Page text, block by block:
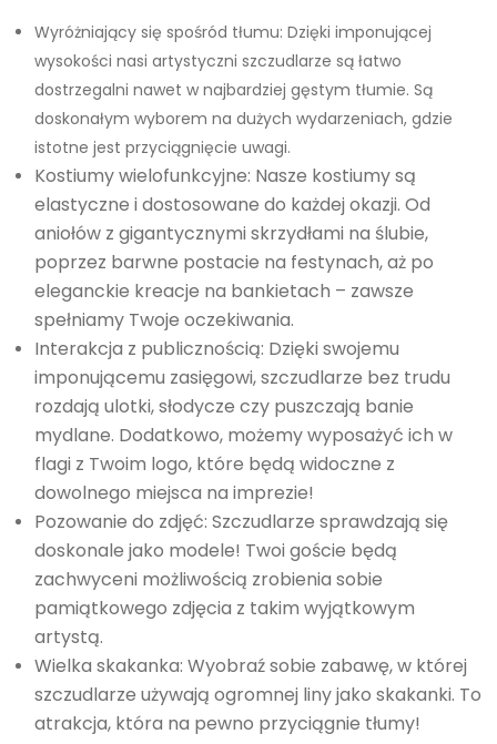
Wyróżniający się spośród tłumu: Dzięki imponującej
wysokości nasi artystyczni szczudlarze są łatwo
dostrzegalni nawet w najbardziej gęstym tłumie. Są
doskonałym wyborem na dużych wydarzeniach, gdzie
istotne jest przyciągnięcie uwagi.
Kostiumy wielofunkcyjne: Nasze kostiumy są
elastyczne i dostosowane do każdej okazji. Od
aniołów z gigantycznymi skrzydłami na ślubie,
poprzez barwne postacie na festynach, aż po
eleganckie kreacje na bankietach – zawsze
spełniamy Twoje oczekiwania.
Interakcja z publicznością: Dzięki swojemu
imponującemu zasięgowi, szczudlarze bez trudu
rozdają ulotki, słodycze czy puszczają banie
mydlane. Dodatkowo, możemy wyposażyć ich w
flagi z Twoim logo, które będą widoczne z
dowolnego miejsca na imprezie!
Pozowanie do zdjęć: Szczudlarze sprawdzają się
doskonale jako modele! Twoi goście będą
zachwyceni możliwością zrobienia sobie
pamiątkowego zdjęcia z takim wyjątkowym
artystą.
Wielka skakanka: Wyobraź sobie zabawę, w której
szczudlarze używają ogromnej liny jako skakanki. To
atrakcja, która na pewno przyciągnie tłumy!